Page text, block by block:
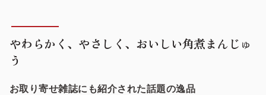
やわらかく、やさしく、おいしい角煮まんじゅ
う
お取り寄せ雑誌にも紹介された話題の逸品